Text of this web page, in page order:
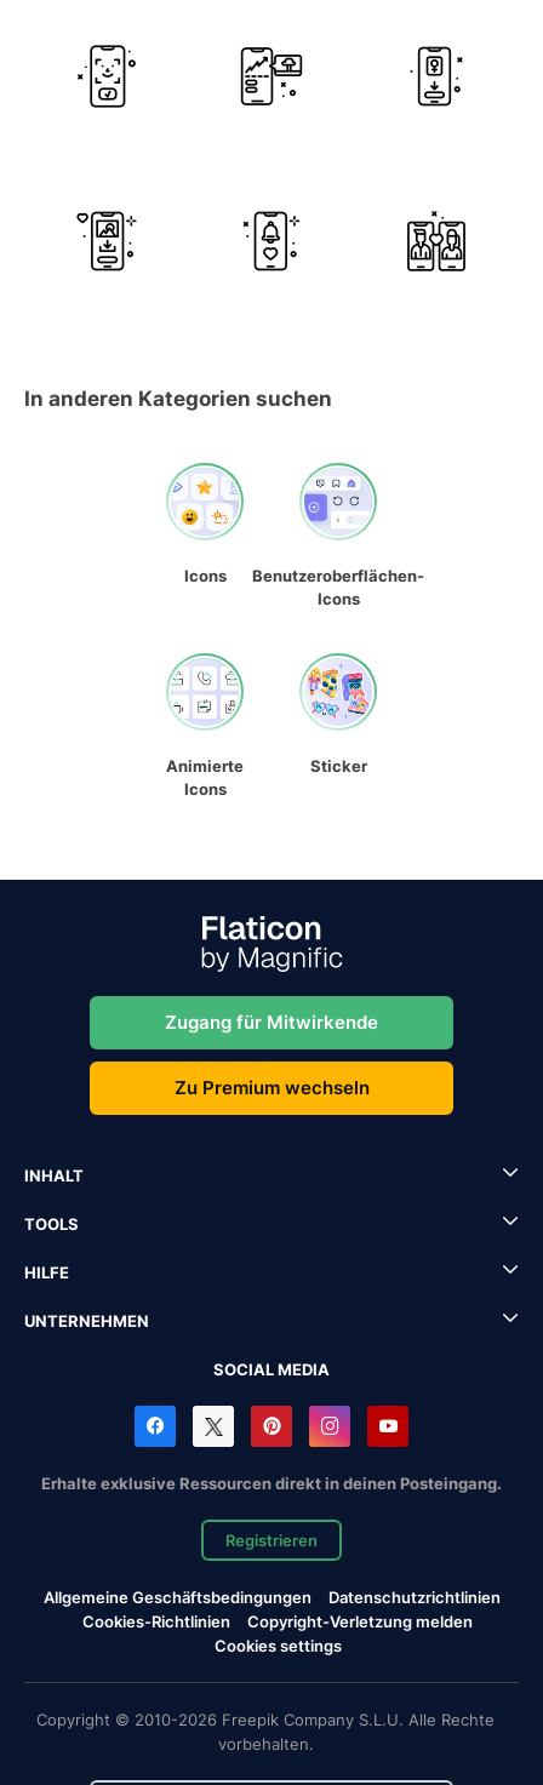
In anderen Kategorien suchen
Icons
Benutzeroberflächen-
Icons
Animierte
Icons
Sticker
Zugang für Mitwirkende
Zu Premium wechseln
INHALT
TOOLS
HILFE
UNTERNEHMEN
SOCIAL MEDIA
Erhalte exklusive Ressourcen direkt in deinen Posteingang.
Registrieren
Allgemeine Geschäftsbedingungen
Datenschutzrichtlinien
Cookies-Richtlinien
Copyright-Verletzung melden
Cookies settings
Copyright © 2010-2026 Freepik Company S.L.U. Alle Rechte
vorbehalten.